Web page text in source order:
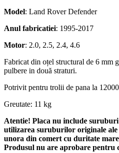
Model: Land Rover Defender
Anul fabricatiei: 1995-2017
Motor: 2.0, 2.5, 2.4, 4.6
Fabricat din oțel structural de 6 mm
pulbere in două straturi.
Potrivit pentru trolii de pana la
Greutate: 11 kg
Atentie! Placa nu include
utilizarea suruburilor originale ale
unora din comert cu duritate
Produsul nu are aprobare pentru